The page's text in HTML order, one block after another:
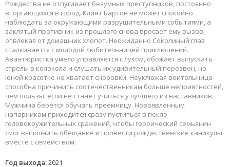
Рождества не отпугивает безумных преступников, постоянно
вторгающихся в город. Клинт Бартон не может спокойно
наблюдать за окружающими разрушительными событиями, а
заклятый противник из прошлого снова бросает ему вызов,
отвлекая от домашних хлопот. Неожиданно Соколиный глаз
сталкивается с молодой любительницей приключений.
Авантюристка умело управляется с луком, обожает выпускать
стрелы в колокола и слушать их удивительный перезвон, но
юной красотке не хватает сноровки. Неуклюжая воительница
способна причинить соотечественникам больше неприятностей,
чем пользы, если не станет учиться у лучшего из наставников.
Мужчина берется обучать преемницу. Новоявленным
напарникам приходится сразу пуститься в пекло
головокружительных сражений, чтобы героический семьянин
смог выполнить обещание и провести рождественские каникулы
вместе с семейством.
Год выхода:2021